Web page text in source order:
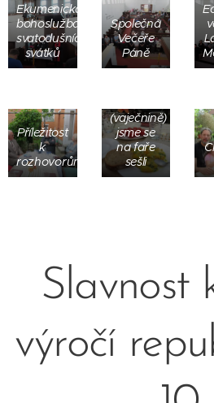
Ekumenická
bohoslužba
svatodušních
svátků
Společná
Večeře
Páně
Příležitost
k
rozhovorům
(vaječnině)
jsme se
na faře
sešli
Slavnost
výročí